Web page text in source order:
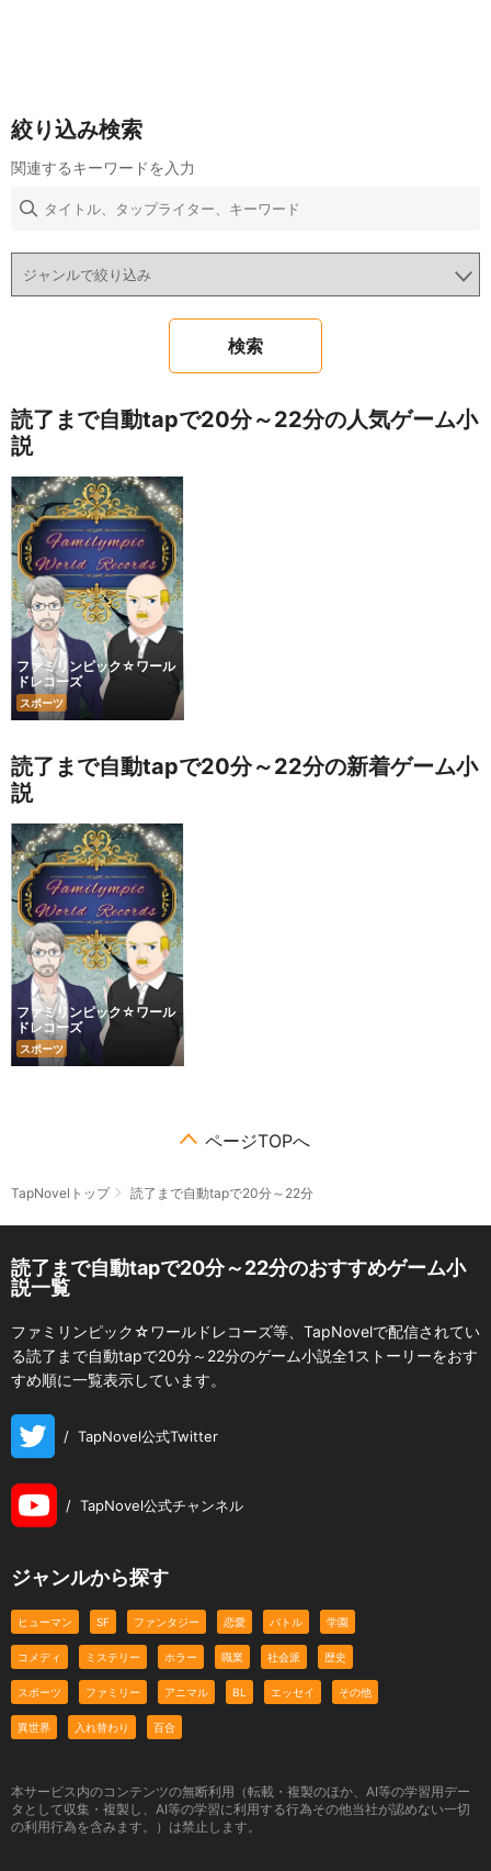
絞り込み検索
関連するキーワードを入力
読了まで自動tapで20分～22分の人気ゲーム小
説
ファミリンピック☆ワール
ドレコーズ
スポーツ
読了まで自動tapで20分～22分の新着ゲーム小
説
ファミリンピック☆ワール
ドレコーズ
スポーツ
ページTOPへ
TapNovelトップ 読了まで自動tapで20分～22分
読了まで自動tapで20分～22分のおすすめゲーム小
説一覧
ファミリンピック☆ワールドレコーズ等、TapNovelで配信されてい
る読了まで自動tapで20分～22分のゲーム小説全1ストーリーをおす
すめ順に一覧表示しています。
/ TapNovel公式Twitter
/ TapNovel公式チャンネル
ジャンルから探す
ヒューマン SF ファンタジー 恋愛 バトル 学園
コメディ ミステリー ホラー 職業 社会派 歴史
スポーツ ファミリー アニマル BL エッセイ その他
異世界 入れ替わり 百合
本サービス内のコンテンツの無断利用（転載・複製のほか、AI等の学習用デー
タとして収集・複製し、AI等の学習に利用する行為その他当社が認めない一切
の利用行為を含みます。）は禁止します。